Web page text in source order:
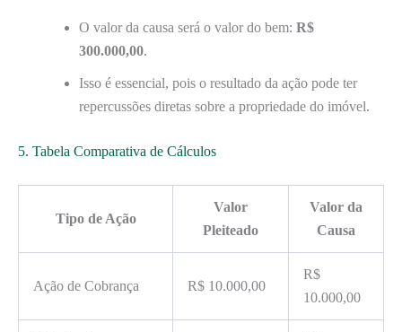
O valor da causa será o valor do bem: R$
300.000,00.
Isso é essencial, pois o resultado da ação pode ter
repercussões diretas sobre a propriedade do imóvel.
5. Tabela Comparativa de Cálculos
Tipo de Ação
Valor
Pleiteado
Valor da
Causa
Ação de Cobrança R$ 10.000,00
R$
10.000,00